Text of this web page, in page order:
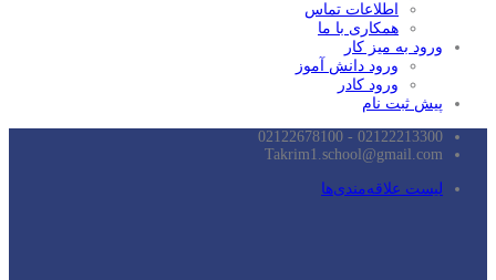
اطلاعات تماس
همکاری با ما
ورود به میز کار
ورود دانش آموز
ورود کادر
پیش ثبت نام
02122213300 - 02122678100
Takrim1.school@gmail.com
لیست علاقه‌مندی‌ها